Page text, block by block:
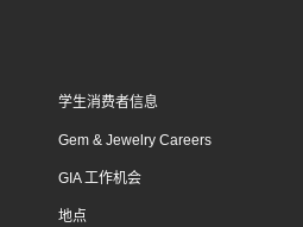
学生消费者信息
Gem & Jewelry Careers
GIA 工作机会
地点